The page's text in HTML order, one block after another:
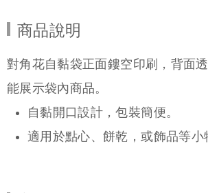
商品說明
對角花自黏袋正面鏤空印刷，背面
能展示袋內商品。
自黏開口設計，包裝簡便。
適用於點心、餅乾，或飾品等小